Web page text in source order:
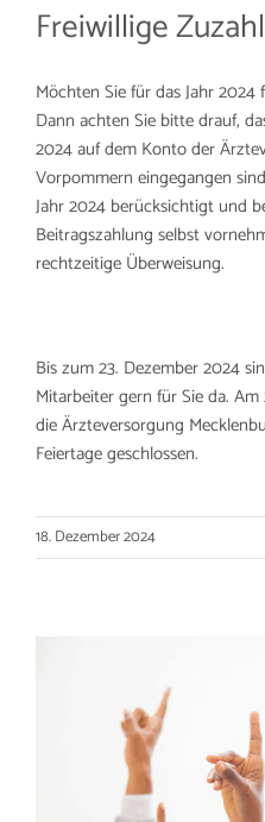
Freiwillige
Möchten Sie für das Jahr
Dann achten Sie bitte drauf,
2024 auf dem Konto der
Vorpommern eingegangen
Jahr 2024 berücksichtigt und
Beitragszahlung selbst
rechtzeitige Überweisung.
Bis zum 23. Dezember 2024
Mitarbeiter gern für Sie da.
die Ärzteversorgung
Feiertage geschlossen.
18. Dezember 2024